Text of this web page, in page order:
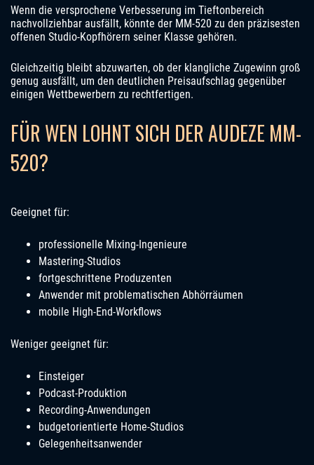
Wenn die versprochene Verbesserung im Tieftonbereich
nachvollziehbar ausfällt, könnte der MM-520 zu den präzisesten
offenen Studio-Kopfhörern seiner Klasse gehören.
Gleichzeitig bleibt abzuwarten, ob der klangliche Zugewinn groß
genug ausfällt, um den deutlichen Preisaufschlag gegenüber
einigen Wettbewerbern zu rechtfertigen.
FÜR WEN LOHNT SICH DER AUDEZE MM-
520?
Geeignet für:
professionelle Mixing-Ingenieure
Mastering-Studios
fortgeschrittene Produzenten
Anwender mit problematischen Abhörräumen
mobile High-End-Workflows
Weniger geeignet für:
Einsteiger
Podcast-Produktion
Recording-Anwendungen
budgetorientierte Home-Studios
Gelegenheitsanwender